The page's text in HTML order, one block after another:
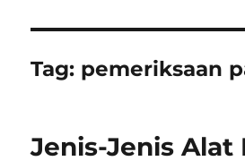
Tag: pemeriksaan
Jenis-Jenis Alat